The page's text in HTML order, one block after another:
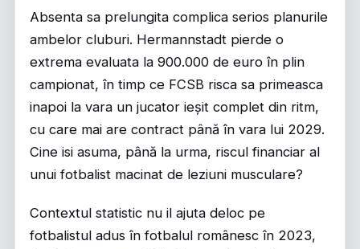
Absenta sa prelungita complica serios planurile
ambelor cluburi. Hermannstadt pierde o
extrema evaluata la 900.000 de euro în plin
campionat, în timp ce FCSB risca sa primeasca
inapoi la vara un jucator ieșit complet din ritm,
cu care mai are contract până în vara lui 2029.
Cine isi asuma, până la urma, riscul financiar al
unui fotbalist macinat de leziuni musculare?
Contextul statistic nu il ajuta deloc pe
fotbalistul adus în fotbalul românesc în 2023,